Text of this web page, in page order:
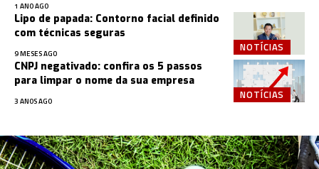
1 ANO AGO
NOTÍCIAS
Lipo de papada: Contorno facial definido
com técnicas seguras
9 MESES AGO
NOTÍCIAS
CNPJ negativado: confira os 5 passos
para limpar o nome da sua empresa
3 ANOS AGO